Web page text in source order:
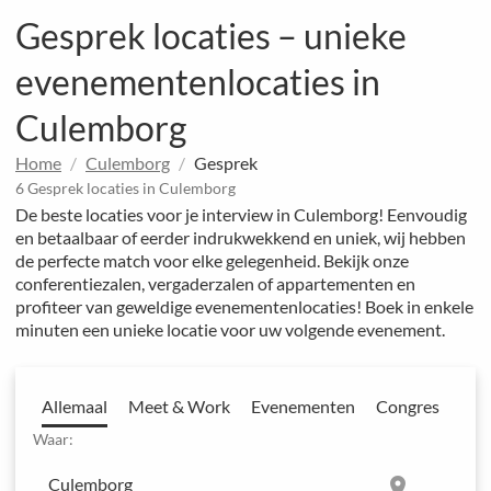
Gesprek locaties – unieke
evenementenlocaties in
Culemborg
Home Culemborg Gesprek
6 Gesprek locaties in Culemborg
De beste locaties voor je interview in Culemborg! Eenvoudig
en betaalbaar of eerder indrukwekkend en uniek, wij hebben
de perfecte match voor elke gelegenheid. Bekijk onze
conferentiezalen, vergaderzalen of appartementen en
profiteer van geweldige evenementenlocaties! Boek in enkele
minuten een unieke locatie voor uw volgende evenement.
Allemaal Meet & Work Evenementen Congres
Waar: